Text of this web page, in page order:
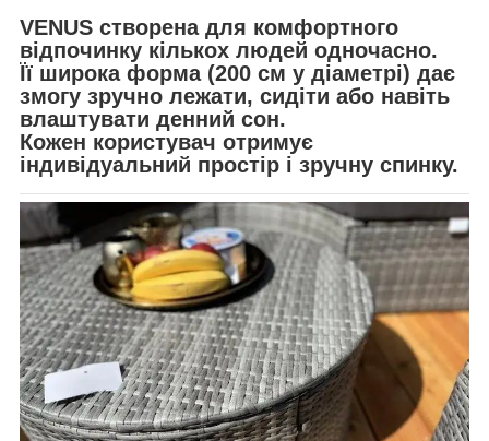
VENUS створена для комфортного
відпочинку кількох людей одночасно.
Її широка форма (200 см у діаметрі) дає
змогу зручно лежати, сидіти або навіть
влаштувати денний сон.
Кожен користувач отримує
індивідуальний простір і зручну спинку.